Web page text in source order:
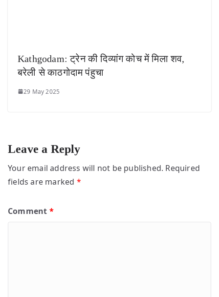
Kathgodam: ट्रेन की दिव्यांग कोच में मिला शव,
बरेली से काठगोदाम पंहुचा
29 May 2025
Leave a Reply
Your email address will not be published. Required
fields are marked *
Comment *